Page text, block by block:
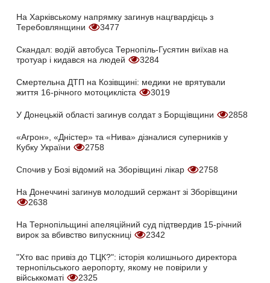
На Харківському напрямку загинув нацгвардієць з
Теребовлянщини
3477
Скандал: водій автобуса Тернопіль-Гусятин виїхав на
тротуар і кидався на людей
3284
Смертельна ДТП на Козівщині: медики не врятували
життя 16-річного мотоцикліста
3019
У Донецькій області загинув солдат з Борщівщини 2858
«Агрон», «Дністер» та «Нива» дізналися суперників у
Кубку України
2758
Спочив у Бозі відомий на Зборівщині лікар 2758
На Донеччині загинув молодший сержант зі Зборівщини
2638
На Тернопільщині апеляційний суд підтвердив 15-річний
вирок за вбивство випускниці
2342
"Хто вас привіз до ТЦК?": історія колишнього директора
тернопільського аеропорту, якому не повірили у
військкоматі
2325